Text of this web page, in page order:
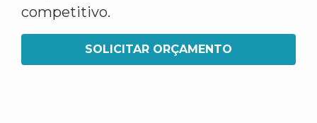
competitivo.
SOLICITAR ORÇAMENTO